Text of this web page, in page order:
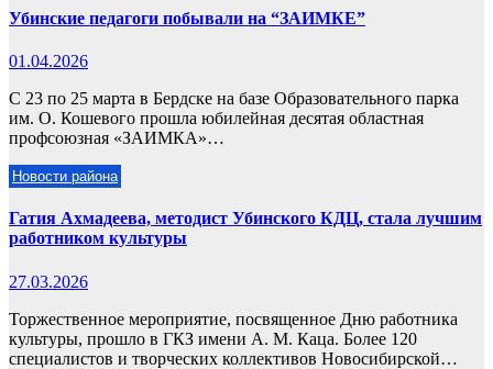
Убинские педагоги побывали на “ЗАИМКЕ”
01.04.2026
С 23 по 25 марта в Бердске на базе Образовательного парка
им. О. Кошевого прошла юбилейная десятая областная
профсоюзная «ЗАИМКА»…
Новости района
Гатия Ахмадеева, методист Убинского КДЦ, стала лучшим
работником культуры
27.03.2026
Торжественное мероприятие, посвященное Дню работника
культуры, прошло в ГКЗ имени А. М. Каца. Более 120
специалистов и творческих коллективов Новосибирской…